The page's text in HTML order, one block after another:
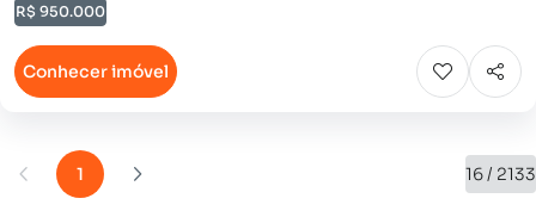
R$ 950.000
Conhecer imóvel
1 16 / 2133